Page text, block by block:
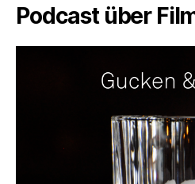
Podcast über